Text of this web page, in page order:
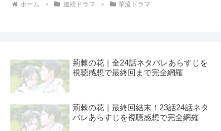
ホーム 連続ドラマ 華流ドラマ
荊棘の花｜全24話ネタバレあらすじを
視聴感想で最終回まで完全網羅
荊棘の花｜最終回結末！23話24話ネタ
バレあらすじを視聴感想で完全網羅